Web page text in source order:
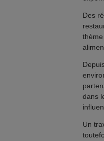
Des
dans
Un